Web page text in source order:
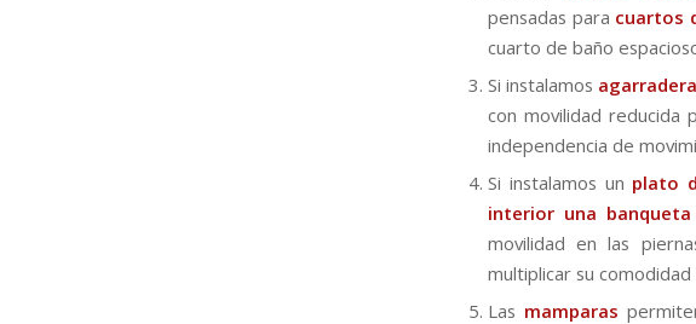
pensadas para cuartos
cuarto de baño
Si instalamos
con movilidad reducida
independencia de
Si instalamos un plato
interior una banqueta
movilidad en las
multiplicar su
Las mamparas